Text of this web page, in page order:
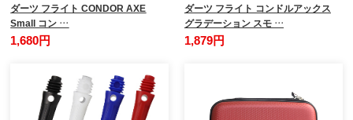
ダーツ フライト CONDOR AXE
Small コン …
1,680円
ダーツ フライト コンドルアックス
グラデーション スモ …
1,879円